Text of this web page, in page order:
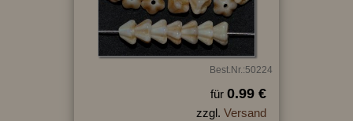
Best.Nr.:50224
für 0.99 €
zzgl. Versand